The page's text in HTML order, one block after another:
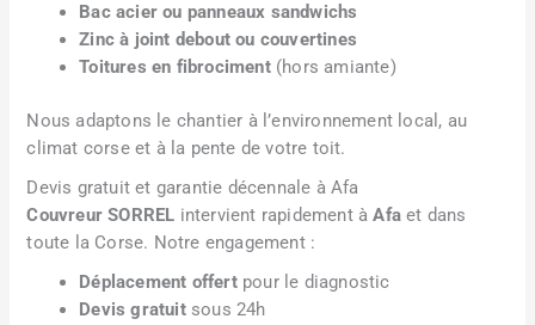
Bac acier ou panneaux sandwichs
Zinc à joint debout ou couvertines
Toitures en fibrociment(hors amiante)
Nous adaptons le chantier à l’environnement local, au
climat corse et à la pente de votre toit.
Devis gratuit et garantie décennale à Afa
Couvreur SORREL intervient rapidement àAfa et dans
toute la Corse. Notre engagement :
Déplacement offertpour le diagnostic
Devis gratuitsous 24h